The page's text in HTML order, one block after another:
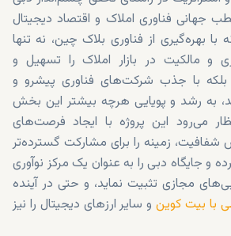
جهانی فناوری املاک و اقتصاد دیجیتال
با بهره‌گیری از فناوری بلاک چین، نه تنها
و مالکیت در بازار املاک را تسهیل و
بلکه با جذب شرکت‌های فناوری پیشرو و
به رشد و پویایی هرچه بیشتر این بخش
می‌رود این پروژه با ایجاد فرصت‌های
شفافیت، زمینه را برای مشارکت گسترده‌تر
و جایگاه دبی را به عنوان یک مرکز نوآوری
مجازی تثبیت نماید، و حتی در آینده
با بیت کوینو سایر ارزهای دیجیتال را نیز